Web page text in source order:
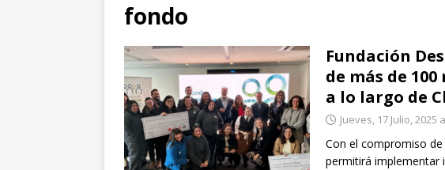
fondo
Fundación
de más de
a lo largo de
Jueves, 17 Julio, 2025
Con el compromiso
permitirá implementar